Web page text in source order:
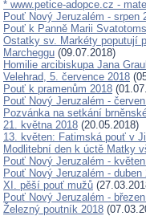
* www.petice-adopce.cz -
Pouť Nový Jeruzalém - srpen
Pouť k Panně Marii
Ostatky sv. Markéty poputují
Marcheggu (09.07.2018)
Homilie arcibiskupa Jana
Velehrad, 5. července 2018
Pouť k pramenům 2018
Pouť Nový Jeruzalém -
Pozvánka na setkání
21. května 2018 (20.05.2018)
13. květen: Fatimská pouť v
Modlitební den k úctě Matky
Pouť Nový Jeruzalém -
Pouť Nový Jeruzalém - duben
XI. pěší pouť mužů
Pouť Nový Jeruzalém -
Železný poutník 2018